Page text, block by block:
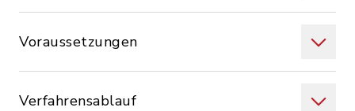
Voraussetzungen
Verfahrensablauf